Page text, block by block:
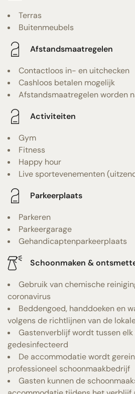
Terras
Buitenmeubels
Afstandsmaatregelen
Contactloos in- en uitchecken
Cashloos betalen mogelijk
Afstandsmaatregelen worden
Activiteiten
Gym
Fitness
Happy hour
Live sportevenementen
Parkeerplaats
Parkeren
Parkeergarage
Gehandicaptenparkeerplaats
Schoonmaken &
Gebruik van chemische
coronavirus
Beddengoed, handdoeken en
volgens de richtlijnen van de
Gastenverblijf wordt tussen
gedesinfecteerd
De accommodatie wordt
professioneel schoonmaakbedrijf
Gasten kunnen de